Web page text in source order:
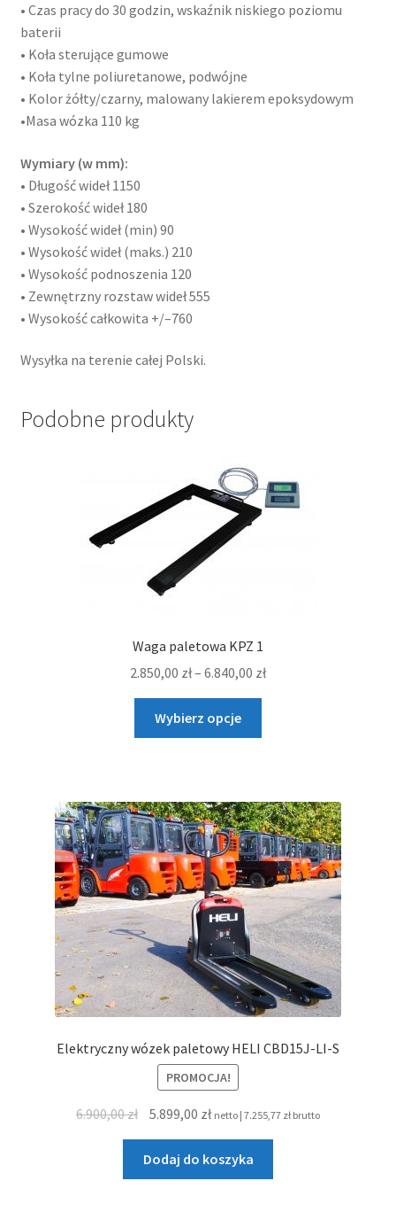
• Czas pracy do 30 godzin, wskaźnik niskiego poziomu
baterii
• Koła sterujące gumowe
• Koła tylne poliuretanowe, podwójne
• Kolor żółty/czarny, malowany lakierem epoksydowym
•Masa wózka 110 kg
Wymiary (w mm):
• Długość wideł 1150
• Szerokość wideł 180
• Wysokość wideł (min) 90
• Wysokość wideł (maks.) 210
• Wysokość podnoszenia 120
• Zewnętrzny rozstaw wideł 555
• Wysokość całkowita +/–760
Wysyłka na terenie całej Polski.
Podobne produkty
Waga paletowa KPZ 1
2.850,00 zł– 6.840,00 złZakres
Wybierz opcje
Opcje
można
wybrać
na
stronie
produktu
Elektryczny wózek paletowy HELI CBD15J-LI-S
PROMOCJA!
6.900,00zł
Pierwotna
wynosiła:
6.900,00 zł.
5.899,00 złAktualna
wynosi:
5.899,00 zł.
netto | 7.255,77 złbrutto
Dodaj do koszyka